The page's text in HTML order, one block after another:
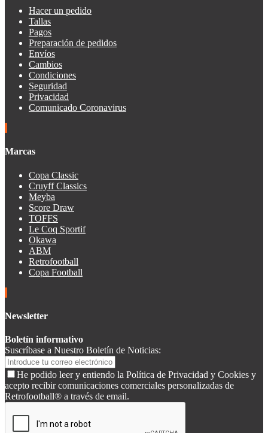
Hacer un pedido
Tallas
Pagos
Preparación de pedidos
Envíos
Cambios
Condiciones
Seguridad
Privacidad
Comunicado Coronavirus
Marcas
Copa Classic
Cruyff Classics
Meyba
Score Draw
TOFFS
Le Coq Sportif
Okawa
ABM
Retrofootball
Copa Football
Newsletter
Boletín informativo
Suscríbase a Nuestro Boletín de Noticias:
He podido leer y entiendo la Política de Privacidad y Cookies y
acepto recibir comunicaciones comerciales personalizadas de
Retrofootball® a través de email.